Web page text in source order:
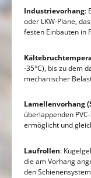
Industrievorhang:
oder LKW-Plane,
festen Einbauten in
-35°C), bis zu dem
mechanischer
Lamellenvorhang
überlappenden
ermöglicht und
Laufrollen:
die am Vorhang
den